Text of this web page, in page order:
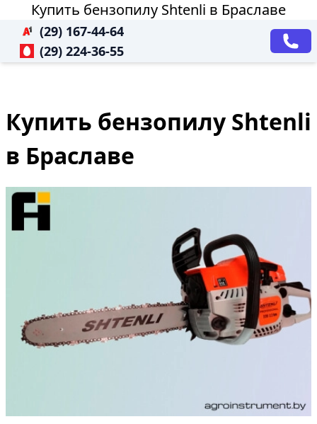
Купить бензопилу Shtenli в Браславе
(29) 167-44-64
(29) 224-36-55
Купить бензопилу Shtenli
в Браславе